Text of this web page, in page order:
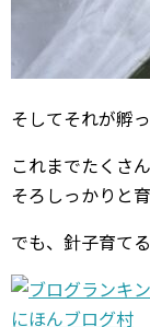
そしてそれが孵
これまでたくさ
そろしっかりと
でも、針子育て
にほんブログ村